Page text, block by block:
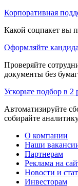
Корпоративная
Какой соцпакет вы
Оформляйте
Проверяйте
документы без
Ускорьте подбор в 2
Автоматизируйте
собирайте
О компании
Наши
Партнерам
Реклама на
Новости и
Инвесторам